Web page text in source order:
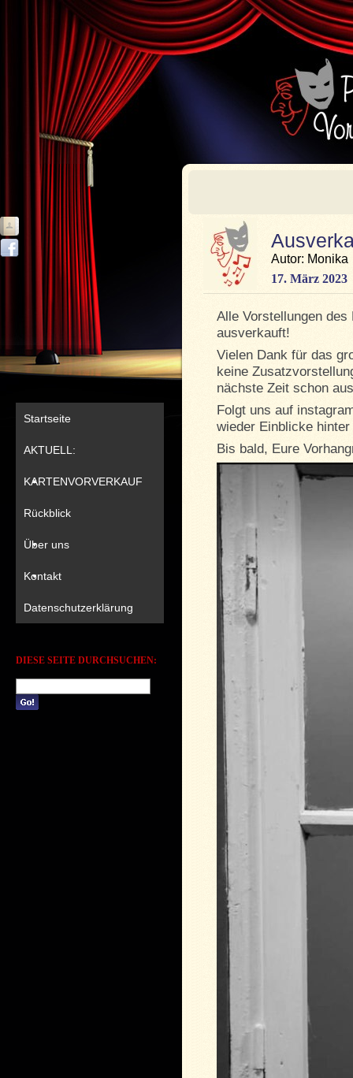
Startseite
AKTUELL:
KARTENVORVERKAUF
Rückblick
Über uns
Kontakt
Datenschutzerklärung
DIESE SEITE DURCHSUCHEN:
Autor: Monika
17. März 2023
Alle Vorstellungen
ausverkauft!
Vielen Dank für das
keine
nächste Zeit schon
Folgt uns auf
wieder Einblicke
Bis bald, Eure